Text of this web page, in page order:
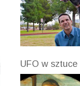
UFO w